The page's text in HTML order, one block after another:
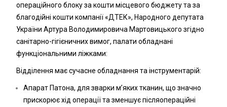
операційного блоку за кошти місцевого бюджету та за
благодійні кошти компанії «ДТЕК», Народного депутата
України Артура Володимировича Мартовицького згідно
санітарно-гігієничних вимог, палати обладнані
функціональними ліжками:
Відділення має сучасне обладнання та інструментарій:
Апарат Патона, для зварки м’яких тканин, що значно
прискорює хід операції та зменшує післяопераційні